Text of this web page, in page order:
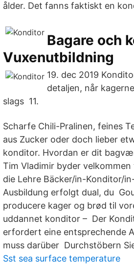
ålder. Det fanns faktiskt en
Bagare och
Vuxenutbildning
19. dec 2019
detaljen, når
slags 11.
Scharfe Chili-Pralinen, feines
aus Zucker oder doch lieber
konditor. Hvordan er dit
Tim Vladimir byder
die Lehre Bäcker/in-Konditor/
Ausbildung erfolgt dual, du
producere kager og brød til
uddannet konditor – Der
erfordert eine entsprechende
muss darüber Durchstöbern
Sst sea surface temperature